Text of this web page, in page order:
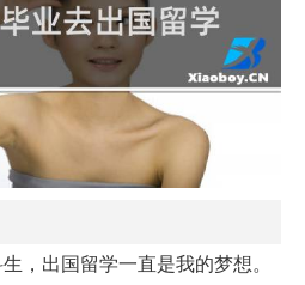
，出国留学一直是我的梦想。